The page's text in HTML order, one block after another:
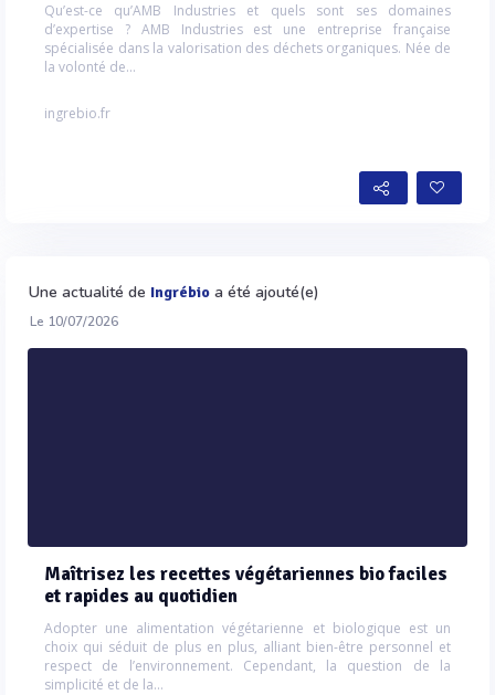
Qu’est-ce qu’AMB Industries et quels sont ses domaines
d’expertise ? AMB Industries est une entreprise française
spécialisée dans la valorisation des déchets organiques. Née de
la volonté de...
ingrebio.fr
Une actualité de Ingrébio a été ajouté(e)
Le 10/07/2026
Maîtrisez les recettes végétariennes bio faciles
et rapides au quotidien
Adopter une alimentation végétarienne et biologique est un
choix qui séduit de plus en plus, alliant bien-être personnel et
respect de l’environnement. Cependant, la question de la
simplicité et de la...